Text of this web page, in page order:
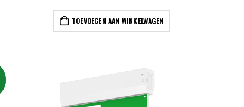
TOEVOEGEN AAN WINKELWAGEN